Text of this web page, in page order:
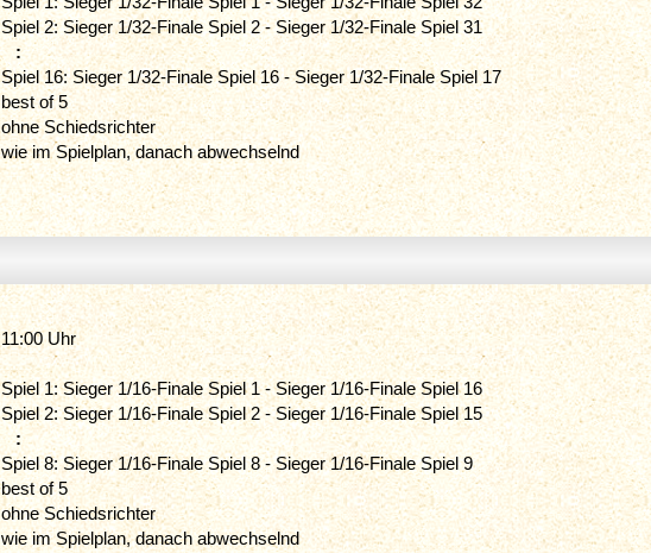
Spiel 2: Sieger 1/32-Finale Spiel 2 - Sieger 1/32-Finale Spiel 31
:
Spiel 16: Sieger 1/32-Finale Spiel 16 - Sieger 1/32-Finale Spiel 17
best of 5
ohne Schiedsrichter
wie im Spielplan, danach abwechselnd
11:00 Uhr
Spiel 1: Sieger 1/16-Finale Spiel 1 - Sieger 1/16-Finale Spiel 16
Spiel 2: Sieger 1/16-Finale Spiel 2 - Sieger 1/16-Finale Spiel 15
:
Spiel 8: Sieger 1/16-Finale Spiel 8 - Sieger 1/16-Finale Spiel 9
best of 5
ohne Schiedsrichter
wie im Spielplan, danach abwechselnd